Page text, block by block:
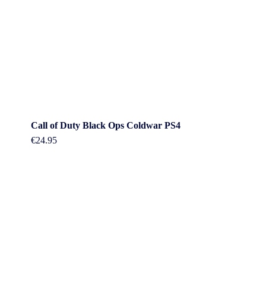
Call of Duty Black Ops Coldwar PS4
€24.95